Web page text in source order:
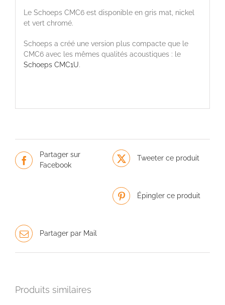
Le Schoeps CMC6 est disponible en gris mat, nickel
et vert chromé.
Schoeps a créé une version plus compacte que le
CMC6 avec les mêmes qualités acoustiques : le
Schoeps CMC1U.
Partager sur
Facebook
Tweeter ce produit
Épingler ce produit
Partager par Mail
Produits similaires